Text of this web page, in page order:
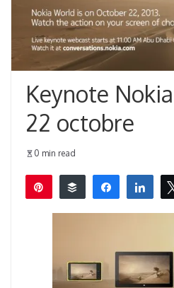
Keynote
22 octobre
0 min read
Épingle Buffer Partagez